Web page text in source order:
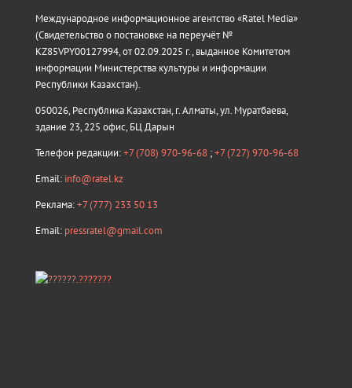
Международное информационное агентство «Ratel Media»
(Свидетельство о постановке на переучёт №
KZ85VPY00127994, от 02.09.2025 г., выданное Комитетом
информации Министерства культуры и информации
Республики Казахстан).
050026, Республика Казахстан, г. Алматы, ул. Муратбаева,
здание 23, 225 офис, БЦ Дарын
Телефон редакции:+7 (708) 970-96-68 ;+7 (727) 970-96-68
Email: info@ratel.kz
Реклама:+7 (777) 233 50 13
Email: pressratel@gmail.com